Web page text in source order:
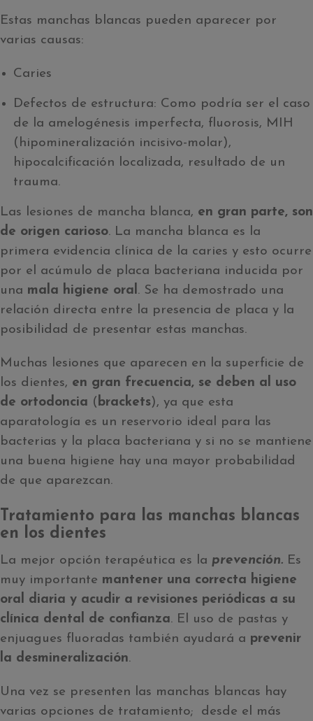
Estas manchas blancas pueden aparecer por
varias causas:
Caries
Defectos de estructura: Como podría ser el caso
de la amelogénesis imperfecta, fluorosis, MIH
(hipomineralización incisivo-molar),
hipocalcificación localizada, resultado de un
trauma.
Las lesiones de mancha blanca, en gran parte, son
de origen carioso. La mancha blanca es la
primera evidencia clínica de la caries y esto ocurre
por el acúmulo de placa bacteriana inducida por
una mala higiene oral. Se ha demostrado una
relación directa entre la presencia de placa y la
posibilidad de presentar estas manchas.
Muchas lesiones que aparecen en la superficie de
los dientes, en gran frecuencia, se deben al uso
de ortodoncia ( brackets), ya que esta
aparatología es un reservorio ideal para las
bacterias y la placa bacteriana y si no se mantiene
una buena higiene hay una mayor probabilidad
de que aparezcan.
Tratamiento para las manchas blancas
en los dientes
La mejor opción terapéutica es la prevención. Es
muy importante mantener una correcta higiene
oral diaria y acudir a revisiones periódicas a su
clínica dental de confianza. El uso de pastas y
enjuagues fluoradas también ayudará a prevenir
la desmineralización.
Una vez se presenten las manchas blancas hay
varias opciones de tratamiento; desde el más